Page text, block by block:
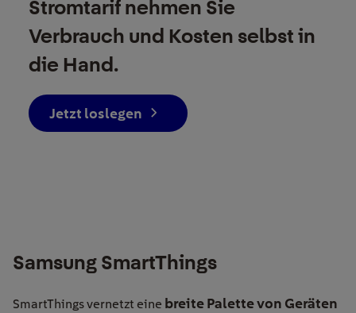
Stromtarif nehmen Sie
Verbrauch und Kosten selbst in
die Hand.
Jetzt loslegen
Samsung SmartThings
SmartThings vernetzt eine breite Palette von Geräten